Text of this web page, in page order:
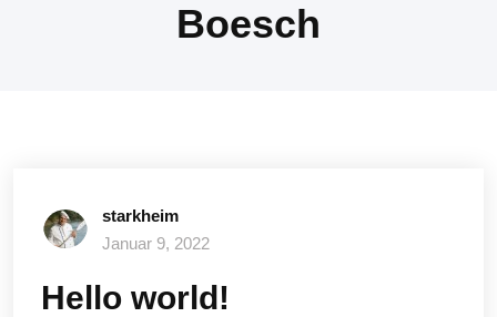
Boesch
starkheim
Januar 9, 2022
Hello world!